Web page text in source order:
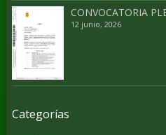
CONVOCATORIA
12 junio, 2026
Categorías